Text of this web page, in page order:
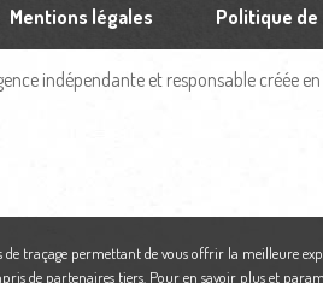
Mentions légales Politique
indépendante et responsable créée en
traçage permettant de vous offrir la meilleure
de partenaires tiers. Pour en savoir plus et